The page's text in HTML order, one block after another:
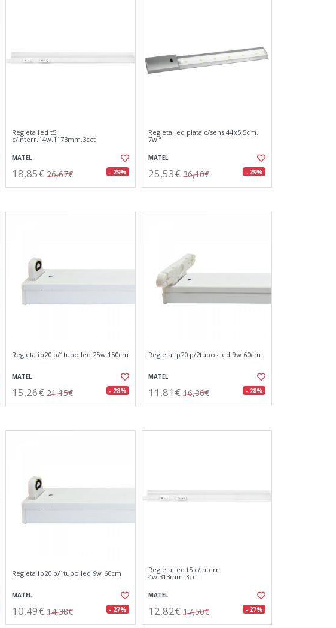
Regleta led t5
c/interr.14w.1173mm.3cct
MATEL
18,85€ 26,67€ - 29%
Regleta led plata c/sens.44x5,5cm.
7w.f
MATEL
25,53€ 36,10€ - 29%
Regleta ip20 p/1tubo led 25w.150cm
MATEL
15,26€ 21,15€ - 28%
Regleta ip20 p/2tubos led 9w.60cm
MATEL
11,81€ 16,36€ - 28%
Regleta ip20 p/1tubo led 9w.60cm
MATEL
10,49€ 14,38€ - 27%
Regleta led t5 c/interr.
4w.313mm.3cct
MATEL
12,82€ 17,50€ - 27%